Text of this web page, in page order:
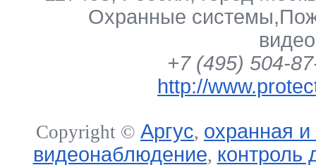
Охранные системы,
+7 (495) 504-
http://
Copyright © Аргус, охранная
видеонаблюдение, контроль